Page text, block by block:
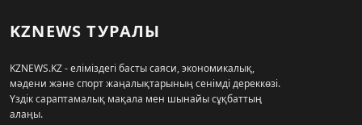
KZNEWS ТУРАЛЫ
KZNEWS.KZ - еліміздегі басты саяси, экономикалық,
мәдени және спорт жаңалықтарының сенімді дереккөзі.
Үздік сараптамалық мақала мен шынайы сұқбаттың
алаңы.